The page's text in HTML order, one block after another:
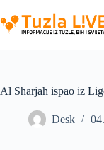
to
content
Al Sharjah ispao iz
Desk